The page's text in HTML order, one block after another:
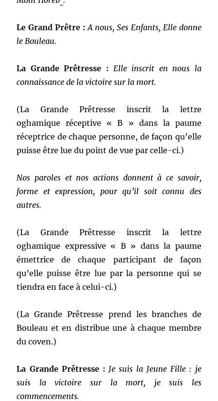
Le Grand Prêtre : A nous, Ses Enfants, Elle donne
le Bouleau.
La Grande Prêtresse : Elle inscrit en nous la
connaissance de la victoire sur la mort.
(La Grande Prêtresse inscrit la lettre
oghamique réceptive « B » dans la paume
réceptrice de chaque personne, de façon qu’elle
puisse être lue du point de vue par celle-ci.)
Nos paroles et nos actions donnent à ce savoir,
forme et expression, pour qu’il soit connu des
autres.
(La Grande Prêtresse inscrit la lettre
oghamique expressive « B » dans la paume
émettrice de chaque participant de façon
qu’elle puisse être lue par la personne qui se
tiendra en face à celui-ci.)
(La Grande Prêtresse prend les branches de
Bouleau et en distribue une à chaque membre
du coven.)
La Grande Prêtresse : Je suis la Jeune Fille : je
suis la victoire sur la mort, je suis les
commencements.